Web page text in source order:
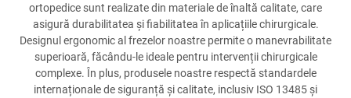
ortopedice sunt realizate din materiale de înaltă calitate, care
asigură durabilitatea și fiabilitatea în aplicațiile chirurgicale.
Designul ergonomic al frezelor noastre permite o manevrabilitate
superioară, făcându-le ideale pentru intervenții chirurgicale
complexe. În plus, produsele noastre respectă standardele
internaționale de siguranță și calitate, inclusiv ISO 13485 și